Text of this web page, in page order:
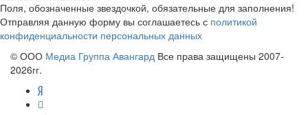
Поля, обозначенные звездочкой, обязательные для заполнения!
Отправляя данную форму вы соглашаетесь с политикой
конфиденциальности персональных данных
© ООО Медиа Группа Авангард Все права защищены 2007-
2026гг.